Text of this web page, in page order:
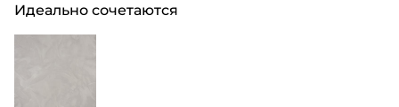
Идеально сочетаются